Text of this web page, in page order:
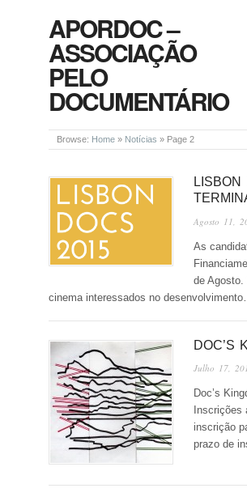
APORDOC –
ASSOCIAÇÃO
PELO
DOCUMENTÁRIO
Browse: Home » Notícias » Page 2
Agosto 11,
As
de
cinema interessados no desenvolvimento…
DOC’S
Julho 17,
Doc’s
inscrição
prazo de